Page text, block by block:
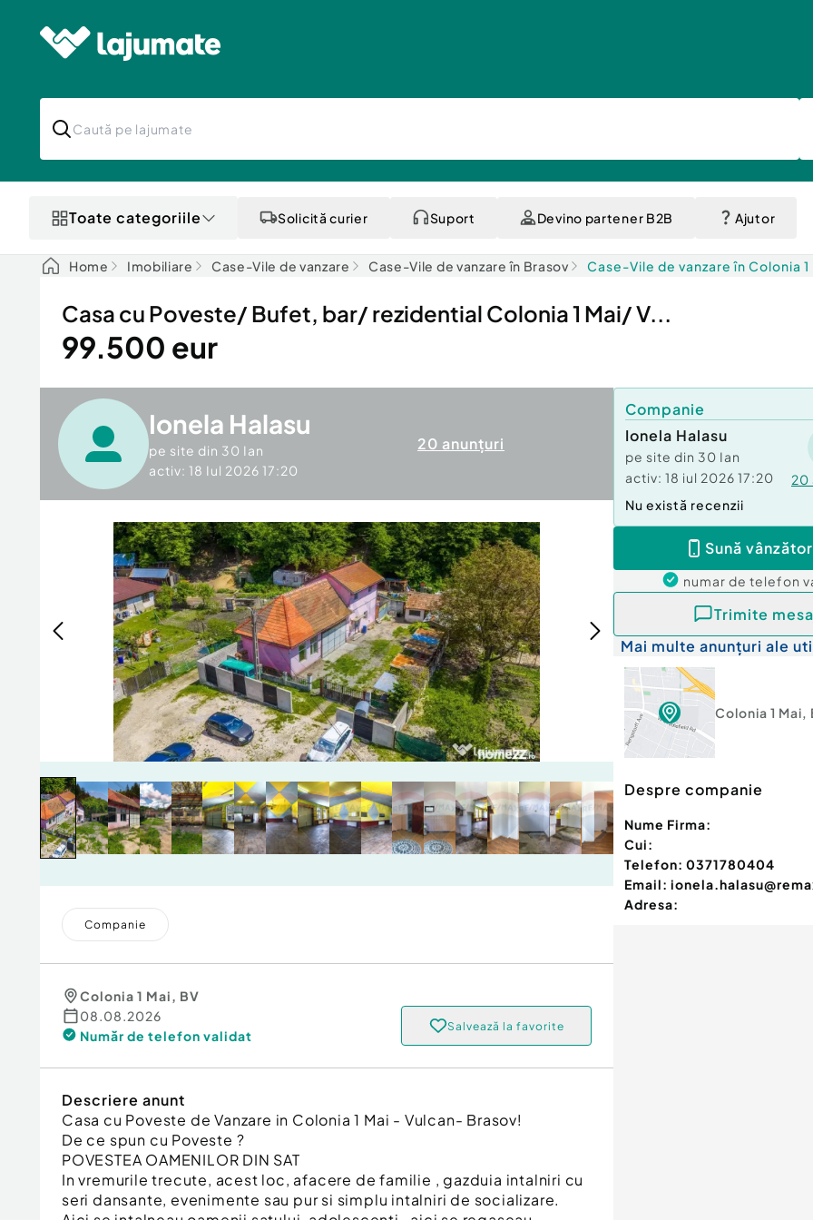
Toate categoriile Solicită curier Suport Devino partener B2B Ajutor
Home Imobiliare Case-Vile de vanzare Case-Vile de vanzare în Brasov Case-Vile de vanzare în Colonia 1
Casa cu Poveste/ Bufet, bar/ rezidential Colonia 1 Mai/ V...
99.500 eur
Ionela Halasu
pe site din 30 Ian
activ: 18 Iul 2026 17:20
20 anunțuri
Companie
Colonia 1 Mai, BV
08.08.2026
Număr de telefon validat
Salvează la favorite
Descriere anunt
Casa cu Poveste de Vanzare in Colonia 1 Mai - Vulcan- Brasov!
De ce spun cu Poveste ?
POVESTEA OAMENILOR DIN SAT
In vremurile trecute, acest loc, afacere de familie , gazduia intalniri cu
seri dansante, evenimente sau pur si simplu intalniri de socializare.
Companie
Ionela Halasu
pe site din 30 Ian
activ: 18 iul 2026 17:20 20
Nu există recenzii
Sună
numar de telefon
Trimite
Mai multe anunțuri ale
Colonia 1 Mai,
Despre companie
Nume Firma:
Cui:
Telefon: 0371780404
Email:
Adresa: